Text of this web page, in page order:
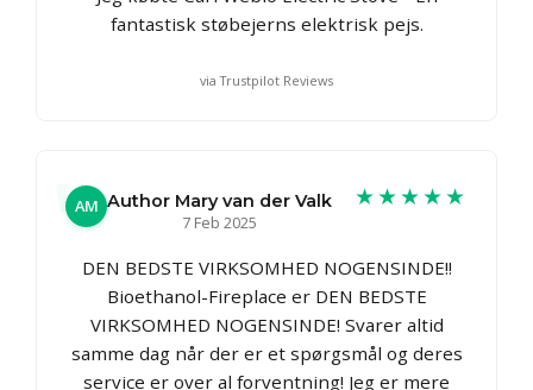
fantastisk støbejerns elektrisk pejs.
via Trustpilot Reviews
AM Author Mary van der Valk
7 Feb 2025
★★★★★
DEN BEDSTE VIRKSOMHED NOGENSINDE!!
Bioethanol-Fireplace er DEN BEDSTE
VIRKSOMHED NOGENSINDE! Svarer altid
samme dag når der er et spørgsmål og deres
service er over al forventning! Jeg er mere